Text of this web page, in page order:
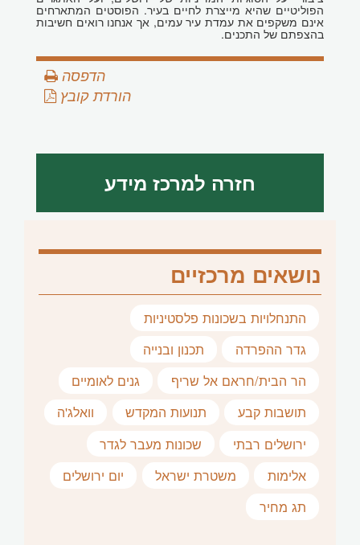
הפוליטיים שהיא מייצרת לחיים בעיר. הפוסטים המתארחים
אינם משקפים את עמדת עיר עמים, אך אנחנו רואים חשיבות
בהצפתם של התכנים.
הדפסה
הורדת קובץ
חזרה למרכז מידע
נושאים מרכזיים
התנחלויות בשכונות פלסטיניות
גדר ההפרדה
תכנון ובנייה
הר הבית/חראם אל שריף
גנים לאומיים
תושבות קבע
תנועות המקדש
וואלג'ה
ירושלים רבתי
שכונות מעבר לגדר
אלימות
משטרת ישראל
יום ירושלים
תג מחיר